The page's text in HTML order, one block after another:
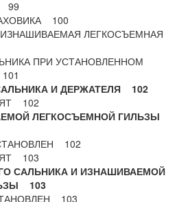
99
100
ЛЕГКОСЪЕМНАЯ
ПРИ УСТАНОВЛЕННОМ
И ДЕРЖАТЕЛЯ 102
102
ЛЕГКОСЪЕМНОЙ ГИЛЬЗЫ
102
103
САЛЬНИКА И ИЗНАШИВАЕМОЙ
103
103